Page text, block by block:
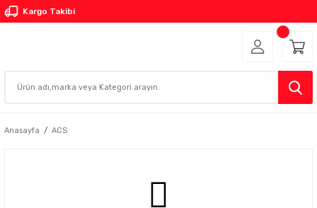
Kargo Takibi
Anasayfa ACS